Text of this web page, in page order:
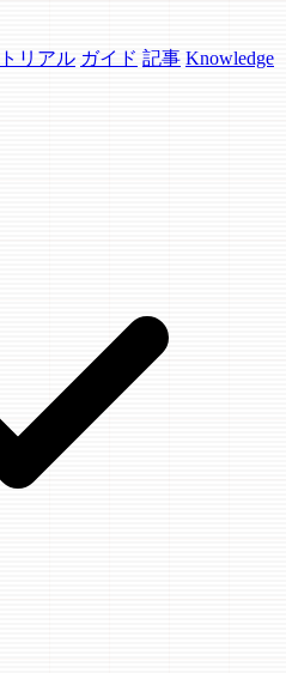
リアル ガイド 記事 Knowledge